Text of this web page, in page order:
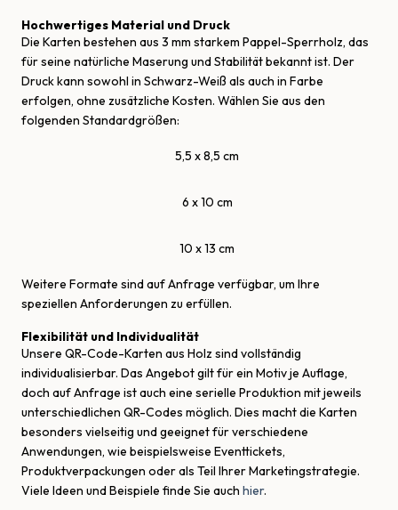
Hochwertiges Material und Druck
Die Karten bestehen aus 3 mm starkem Pappel-Sperrholz, das
für seine natürliche Maserung und Stabilität bekannt ist. Der
Druck kann sowohl in Schwarz-Weiß als auch in Farbe
erfolgen, ohne zusätzliche Kosten. Wählen Sie aus den
folgenden Standardgrößen:
5,5 x 8,5 cm
6 x 10 cm
10 x 13 cm
Weitere Formate sind auf Anfrage verfügbar, um Ihre
speziellen Anforderungen zu erfüllen.
Flexibilität und Individualität
Unsere QR-Code-Karten aus Holz sind vollständig
individualisierbar. Das Angebot gilt für ein Motiv je Auflage,
doch auf Anfrage ist auch eine serielle Produktion mit jeweils
unterschiedlichen QR-Codes möglich. Dies macht die Karten
besonders vielseitig und geeignet für verschiedene
Anwendungen, wie beispielsweise Eventtickets,
Produktverpackungen oder als Teil Ihrer Marketingstrategie.
Viele Ideen und Beispiele finde Sie auch hier.